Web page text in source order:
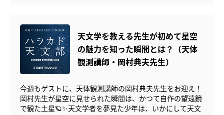
天文学を教える先生が初めて星空
の魅力を知った瞬間とは？（天体
観測講師・岡村典夫先生）
今週もゲストに、天体観測講師の岡村典夫先生をお迎え！
岡村先生が星空に見せられた瞬間は、かつて自作の望遠鏡
で観た土星🪐✨天文学者を夢見た少年は、いかにして天文